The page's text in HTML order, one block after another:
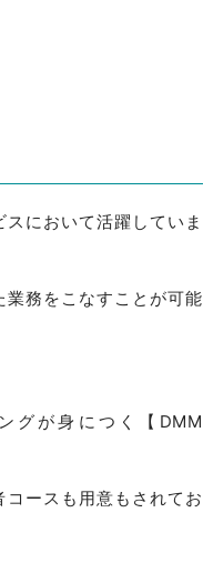
において活躍していま
務をこなすことが可能
グが身につく【DMM
ースも用意もされてお